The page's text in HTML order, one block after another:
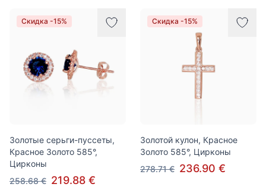
Скидка -15%
Золотые серьги-пуссеты,
Красное Золото 585°,
Цирконы
258.68 € 219.88 €
Скидка -15%
Золотой кулон, Красное
Золото 585°, Цирконы
278.71 € 236.90 €